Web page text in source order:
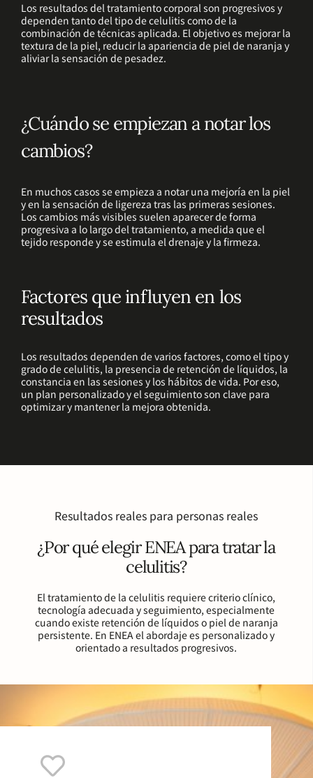
Los resultados del tratamiento corporal son progresivos y
dependen tanto del tipo de celulitis como de la
combinación de técnicas aplicada. El objetivo es mejorar la
textura de la piel, reducir la apariencia de piel de naranja y
aliviar la sensación de pesadez.
¿Cuándo se empiezan a notar los
cambios?
En muchos casos se empieza a notar una mejoría en la piel
y en la sensación de ligereza tras las primeras sesiones.
Los cambios más visibles suelen aparecer de forma
progresiva a lo largo del tratamiento, a medida que el
tejido responde y se estimula el drenaje y la firmeza.
Factores que influyen en los
resultados
Los resultados dependen de varios factores, como el tipo y
grado de celulitis, la presencia de retención de líquidos, la
constancia en las sesiones y los hábitos de vida. Por eso,
un plan personalizado y el seguimiento son clave para
optimizar y mantener la mejora obtenida.
Resultados reales para personas reales
¿Por qué elegir ENEA para tratar la
celulitis?
El tratamiento de la celulitis requiere criterio clínico,
tecnología adecuada y seguimiento, especialmente
cuando existe retención de líquidos o piel de naranja
persistente. En ENEA el abordaje es personalizado y
orientado a resultados progresivos.